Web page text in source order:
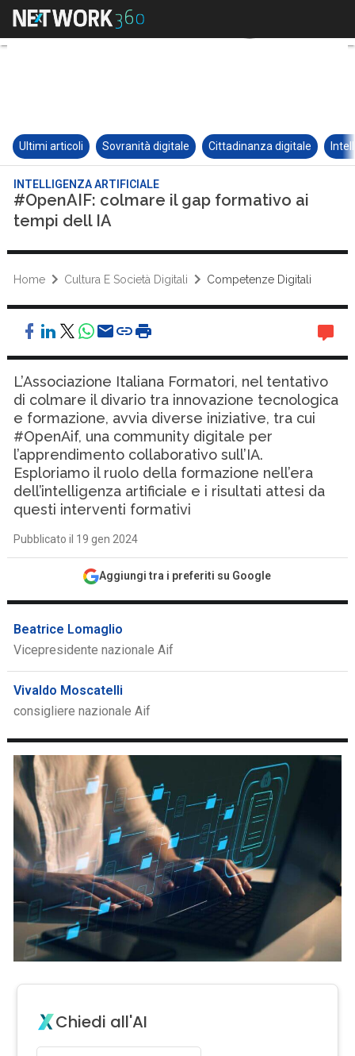
Ultimi articoli Sovranità digitale Cittadinanza digitale
INTELLIGENZA ARTIFICIALE
#OpenAIF: colmare il gap formativo ai
tempi dell IA
Home Cultura E Società Digitali Competenze Digitali
L’Associazione Italiana Formatori, nel tentativo
di colmare il divario tra innovazione tecnologica
e formazione, avvia diverse iniziative, tra cui
#OpenAif, una community digitale per
l’apprendimento collaborativo sull’IA.
Esploriamo il ruolo della formazione nell’era
dell’intelligenza artificiale e i risultati attesi da
questi interventi formativi
Pubblicato il 19 gen 2024
Aggiungi tra i preferiti su Google
Beatrice Lomaglio
Vicepresidente nazionale Aif
Vivaldo Moscatelli
consigliere nazionale Aif
Chiedi all'AI